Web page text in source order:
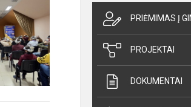
PRIĖMIMAS Į
PROJEKTAI
DOKUMENTAI